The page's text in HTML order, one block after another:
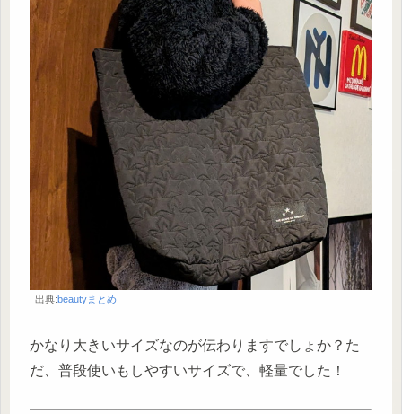
出典:beautyまとめ
かなり大きいサイズなのが伝わりますでしょか？た
だ、普段使いもしやすいサイズで、軽量でした！